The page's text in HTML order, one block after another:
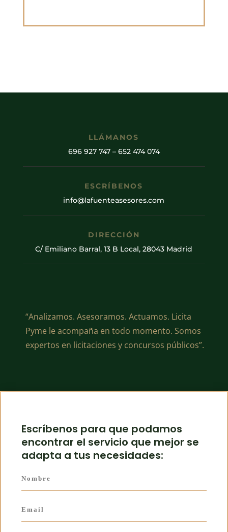
LLÁMANOS
696 927 747– 652 474 074
ESCRÍBENOS
info@lafuenteasesores.com
DIRECCIÓN
C/ Emiliano Barral, 13 B Local, 28043 Madrid
“Analizamos. Asesoramos. Actuamos. Licita
Pyme le acompaña en todo momento. Somos
expertos en licitaciones y concursos públicos”.
Escríbenos para que podamos
encontrar el servicio que mejor se
adapta a tus necesidades: